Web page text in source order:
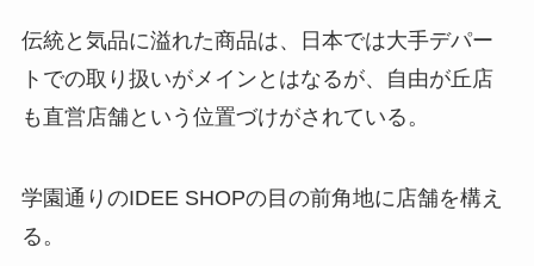
伝統と気品に溢れた商品は、日本では大手デパー
トでの取り扱いがメインとはなるが、自由が丘店
も直営店舗という位置づけがされている。
学園通りのIDEE SHOPの目の前角地に店舗を構え
る。